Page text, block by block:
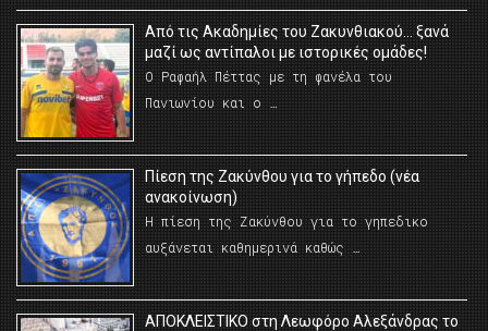
Από τις Ακαδημίες του Ζακυνθιακού… ξανά
μαζί ως αντίπαλοι με ιστορικές ομάδες!
Ο Ραφαήλ Πέττας με τη φανέλα του
Πανιωνίου και ο …
Πίεση της Ζακύνθου για το γήπεδο (νέα
ανακοίνωση)
Η πίεση της Ζακύνθου για το γηπεδικο
αυξάνεται καθημερινά καθώς …
AΠΟΚΛΕΙΣΤΙΚΟ στη Λεωφόρο Αλεξάνδρας το